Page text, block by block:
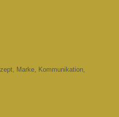
Marke, Kommunikation,